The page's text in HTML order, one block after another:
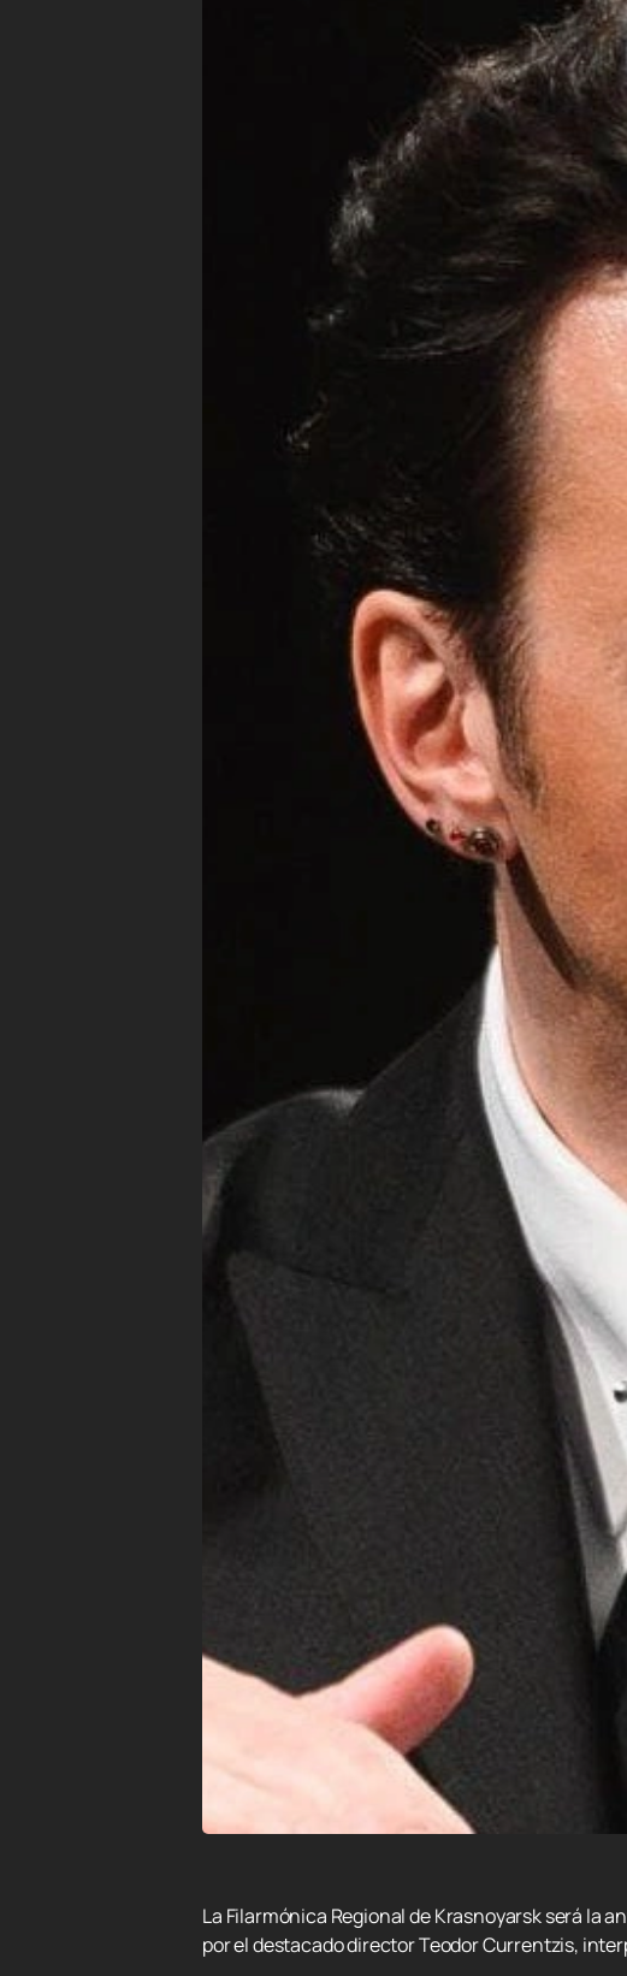
La Filarmónica Regional de Krasnoyarsk será la
por el destacado director Teodor Currentzis,